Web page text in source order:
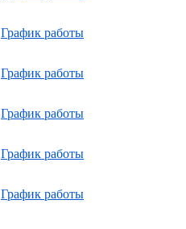
График работы
График работы
График работы
График работы
График работы